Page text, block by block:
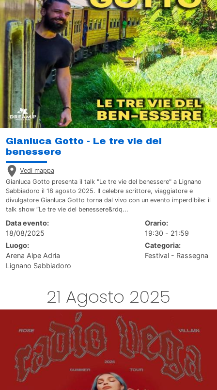
Gianluca Gotto - Le tre vie del
benessere
Vedi mappa
Gianluca Gotto presenta il talk "Le tre vie del benessere" a Lignano
Sabbiadoro il 18 agosto 2025. Il celebre scrittore, viaggiatore e
divulgatore Gianluca Gotto torna dal vivo con un evento imperdibile: il
talk show “Le tre vie del benessere&rdq...
Data evento:
18/08/2025
Orario:
19:30 - 21:59
Luogo:
Arena Alpe Adria
Lignano Sabbiadoro
Categoria:
Festival - Rassegna
21 Agosto 2025